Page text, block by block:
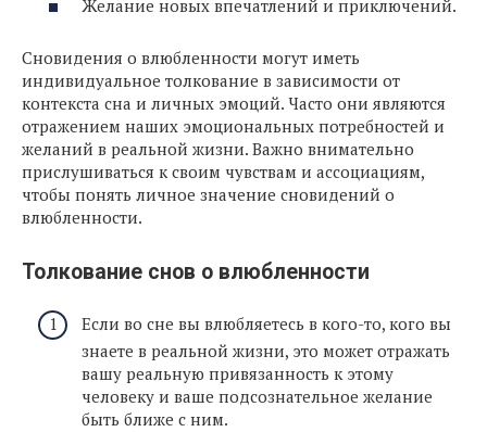
Желание новых впечатлений и приключений.
Сновидения о влюбленности могут иметь
индивидуальное толкование в зависимости от
контекста сна и личных эмоций. Часто они являются
отражением наших эмоциональных потребностей и
желаний в реальной жизни. Важно внимательно
прислушиваться к своим чувствам и ассоциациям,
чтобы понять личное значение сновидений о
влюбленности.
Толкование снов о влюбленности
Если во сне вы влюбляетесь в кого-то, кого вы
знаете в реальной жизни, это может отражать
вашу реальную привязанность к этому
человеку и ваше подсознательное желание
быть ближе с ним.